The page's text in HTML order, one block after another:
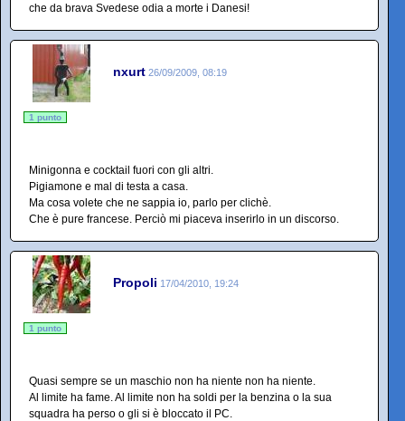
che da brava Svedese odia a morte i Danesi!
nxurt 26/09/2009, 08:19
1 punto
Minigonna e cocktail fuori con gli altri.
Pigiamone e mal di testa a casa.
Ma cosa volete che ne sappia io, parlo per clichè.
Che è pure francese. Perciò mi piaceva inserirlo in un discorso.
Propoli 17/04/2010, 19:24
1 punto
Quasi sempre se un maschio non ha niente non ha niente.
Al limite ha fame. Al limite non ha soldi per la benzina o la sua
squadra ha perso o gli si è bloccato il PC.